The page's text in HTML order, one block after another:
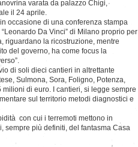
varata da palazzo Chigi,
il 24 aprile.
occasione di una conferenza stampa
Da Vinci” di Milano proprio per
riguardano la ricostruzione, mentre
del governo, ha come focus la
di soli dieci cantieri in altrettante
Sulmona, Sora, Foligno, Potenza,
di euro. I cantieri, si legge sempre
sul territorio metodi diagnostici e
con cui i terremoti mettono in
sempre più definiti, del fantasma Casa